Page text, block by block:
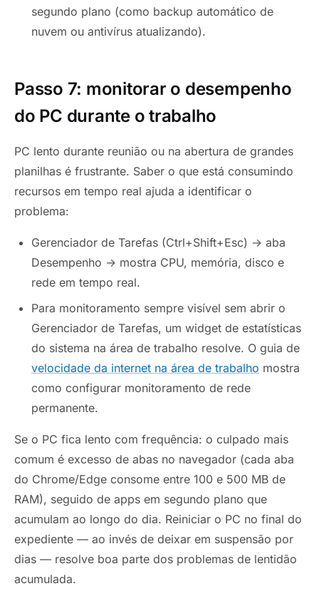
segundo plano (como backup automático de
nuvem ou antivírus atualizando).
Passo 7: monitorar o desempenho
do PC durante o trabalho
PC lento durante reunião ou na abertura de grandes
planilhas é frustrante. Saber o que está consumindo
recursos em tempo real ajuda a identificar o
problema:
Gerenciador de Tarefas (Ctrl+Shift+Esc) → aba
Desempenho → mostra CPU, memória, disco e
rede em tempo real.
Para monitoramento sempre visível sem abrir o
Gerenciador de Tarefas, um widget de estatísticas
do sistema na área de trabalho resolve. O guia de
velocidade da internet na área de trabalho mostra
como configurar monitoramento de rede
permanente.
Se o PC fica lento com frequência: o culpado mais
comum é excesso de abas no navegador (cada aba
do Chrome/Edge consome entre 100 e 500 MB de
RAM), seguido de apps em segundo plano que
acumulam ao longo do dia. Reiniciar o PC no final do
expediente — ao invés de deixar em suspensão por
dias — resolve boa parte dos problemas de lentidão
acumulada.